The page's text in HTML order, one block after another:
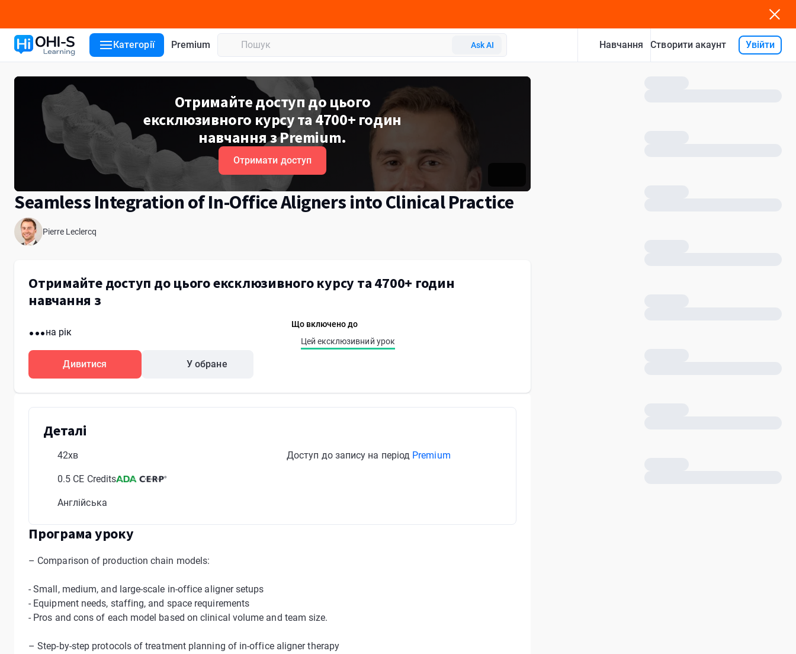
Категорії Premium Ask AI Навчання Створити акаунт Увійти
Отримайте доступ до цього
ексклюзивного курсу та 4700+ годин
навчання з Premium.
Отримати доступ
Seamless Integration of In-Office Aligners into Clinical Practice
Pierre Leclercq
Отримайте доступ до цього ексклюзивного курсу та 4700+ годин
навчання з
...на рік
Дивитися У обране
Що включено до
Цей ексклюзивний урок
Деталі
42хв
0.5 CE Credits
Англійська
Доступ до запису на період Premium
Програма уроку
– Comparison of production chain models:
- Small, medium, and large-scale in-office aligner setups
- Equipment needs, staffing, and space requirements
- Pros and cons of each model based on clinical volume and team size.
– Step-by-step protocols of treatment planning of in-office aligner therapy